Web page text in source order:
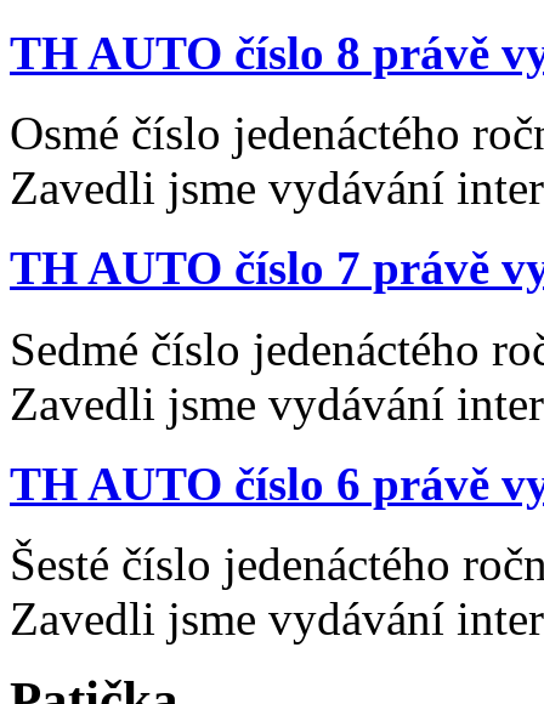
TH AUTO číslo 8 právě
Osmé číslo jedenáctého
Zavedli jsme vydávání
TH AUTO číslo 7 právě
Sedmé číslo jedenáctého
Zavedli jsme vydávání
TH AUTO číslo 6 právě
Šesté číslo jedenáctého
Zavedli jsme vydávání